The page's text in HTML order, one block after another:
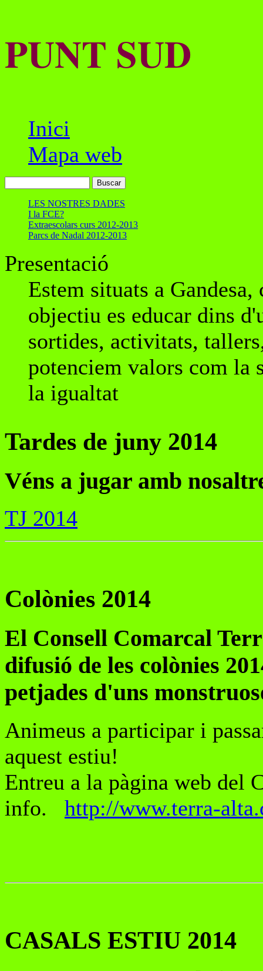
PUNT SUD
Inici
Mapa web
LES NOSTRES DADES
I la FCE?
Extraescolars curs 2012-2013
Parcs de Nadal 2012-2013
Presentació
Estem situats a
objectiu es educar dins
sortides, activitats,
potenciem valors com la
la igualtat
Tardes de juny 2014
Véns a jugar amb
TJ 2014
Colònies 2014
El Consell Comarcal
difusió de les colònies
petjades d'uns
Animeus a participar i
aquest estiu!
Entreu a la pàgina web del
info. http://www.terra-
CASALS ESTIU 2014